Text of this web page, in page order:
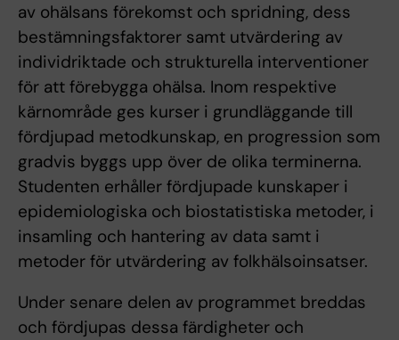
av ohälsans förekomst och spridning, dess
bestämningsfaktorer samt utvärdering av
individriktade och strukturella interventioner
för att förebygga ohälsa. Inom respektive
kärnområde ges kurser i grundläggande till
fördjupad metodkunskap, en progression som
gradvis byggs upp över de olika terminerna.
Studenten erhåller fördjupade kunskaper i
epidemiologiska och biostatistiska metoder, i
insamling och hantering av data samt i
metoder för utvärdering av folkhälsoinsatser.
Under senare delen av programmet breddas
och fördjupas dessa färdigheter och